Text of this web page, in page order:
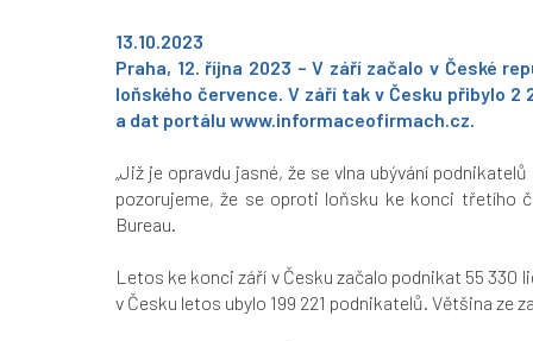
13.10.2023
Praha, 12. října 2023 –V září začalo v České
loňského července. V září tak v Česku přibylo
a dat portálu www.informaceofirmach.cz.
„Již je opravdu jasné, že se vlna ubývání
pozorujeme, že se oproti loňsku ke konci třetího
Bureau.
Letos ke konci září v Česku začalo podnikat 55 330
v Česku letos ubylo 199 221 podnikatelů. Většina